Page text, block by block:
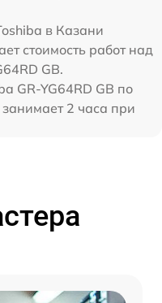
в Казани
стоимость работ над
GB.
GR-YG64RD GB по
2 часа при